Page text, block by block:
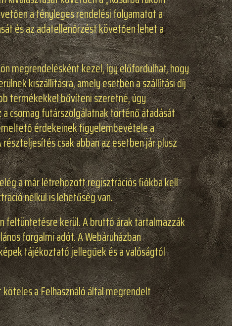
a tényleges rendelési folyamatot a
és az adatellenőrzést követően lehet a
megrendelésként kezel, így előfordulhat, hogy
kiszállításra, amely esetben a szállítási díj
termékekkel bővíteni szeretné, úgy
csomag futárszolgálatnak történő átadását
érdekeinek figyelembevétele a
csak abban az esetben jár plusz
a már létrehozott regisztrációs fiókba kell
nélkül is lehetőség van.
feltüntetésre kerül. A bruttó árak tartalmazzák
forgalmi adót. A Webáruházban
tájékoztató jellegűek és a valóságtól
a Felhasználó által megrendelt